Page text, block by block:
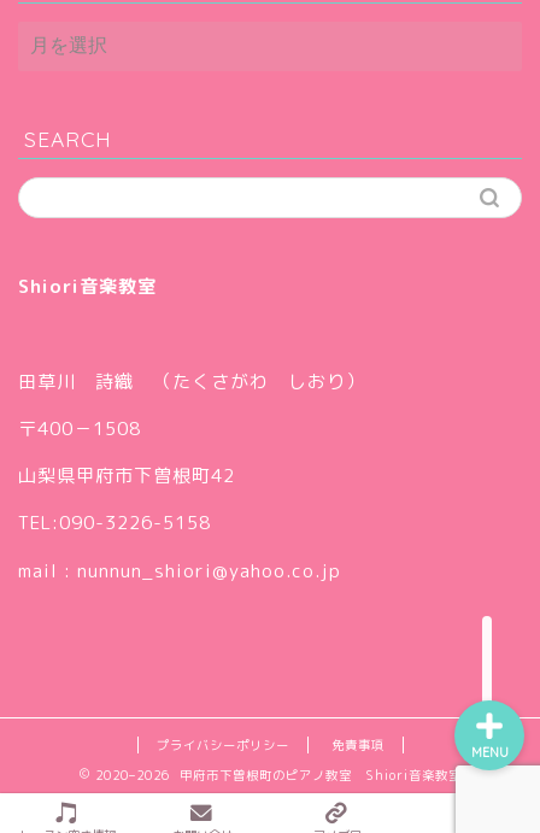
ARCHIVE
SEARCH
Shiori音楽教室
田草川 詩織 （たくさがわ しおり）
〒400－1508
山梨県甲府市下曽根町42
TEL:090-3226-5158
mail : nunnun_shiori@yahoo.co.jp
プライバシーポリシー
免責事項
2020–2026 甲府市下曽根町のピアノ教室 Shiori音楽教室
MENU
ノ講師 田草川詩織）